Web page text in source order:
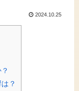
2024.10.25
？